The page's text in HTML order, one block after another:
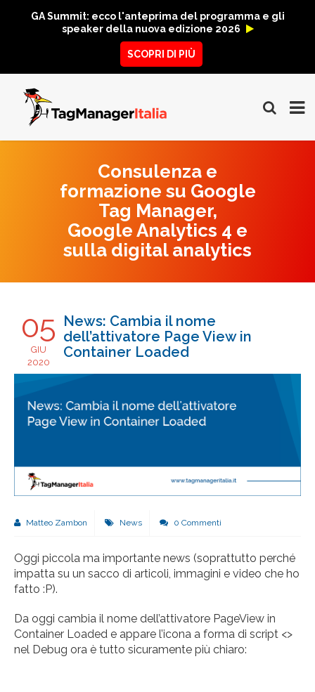
GA Summit: ecco l'anteprima del programma e gli
speaker della nuova edizione 2026
SCOPRI DI PIÙ
Consulenza e
formazione su Google
Tag Manager,
Google Analytics 4 e
sulla digital analytics
05
GIU
2020
News: Cambia il nome
dell’attivatore Page View in
Container Loaded
Matteo Zambon News 0 Commenti
Oggi piccola ma importante news (soprattutto perché
impatta su un sacco di articoli, immagini e video che ho
fatto :P).
Da oggi cambia il nome dell’attivatore PageView in
Container Loaded e appare l’icona a forma di script <>
nel Debug ora è tutto sicuramente più chiaro: